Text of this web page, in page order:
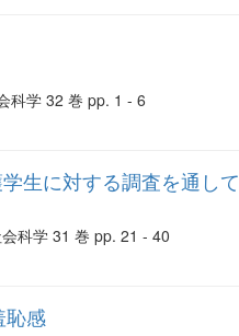
科学 32 巻 pp. 1 - 6
生に対する調査を通して
科学 31 巻 pp. 21 - 40
恥感